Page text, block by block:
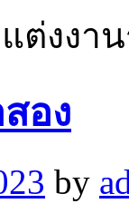
ต่งงา
อง
by